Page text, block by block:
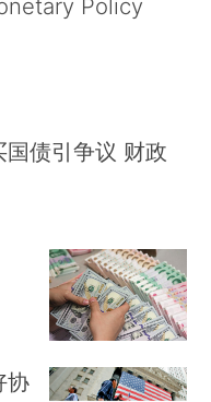
Policy
国债引争议 财政
协